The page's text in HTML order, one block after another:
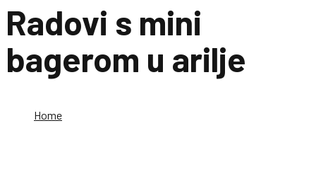
Radovi s mini
bagerom u arilje
Home